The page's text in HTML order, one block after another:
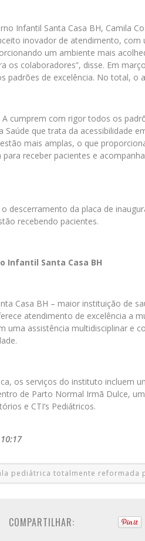
Infantil Santa Casa BH, Camila
inovador de atendimento,
um ambiente mais
os colaboradores”, disse. Em
padrões de excelência. No total, o
A cumprem com rigor todos os
Saúde que trata da acessibilidade
mais amplas, o que
receber pacientes e
descerramento da placa de
recebendo pacientes.
Infantil Santa Casa BH
Casa BH – maior instituição de
atendimento de excelência a
uma assistência multidisciplinar e
os serviços do instituto incluem
de Parto Normal Irmã Dulce,
e CTI’s Pediátricos.
pediátrica totalmente reformada
COMPARTILHAR: